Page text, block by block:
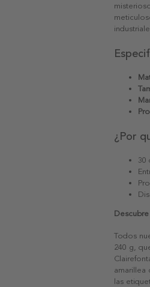
¿Por
30
Todos
240 g,
amarillea
las